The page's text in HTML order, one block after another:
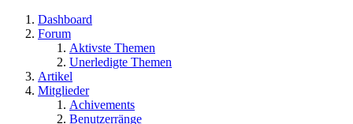
Dashboard
Forum
Aktivste Themen
Unerledigte Themen
Artikel
Mitglieder
Achivements
Benutzerränge